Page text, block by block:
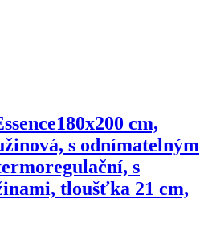
180x200 cm,
s odnímatelným
s
tloušťka 21 cm,